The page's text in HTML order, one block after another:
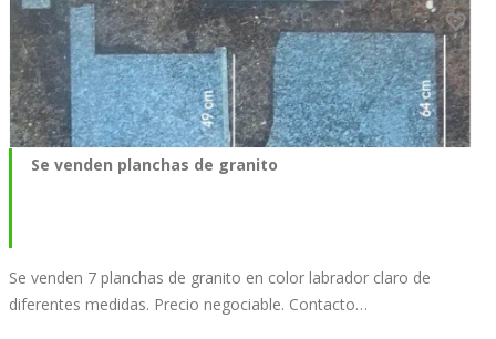
Se venden planchas de granito
Se venden 7 planchas de granito en color labrador claro de
diferentes medidas. Precio negociable. Contacto…